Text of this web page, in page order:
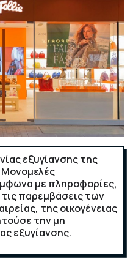
εξυγίανσης της
με πληροφορίες,
παρεμβάσεις των
της οικογένειας
την μη
εξυγίανσης.